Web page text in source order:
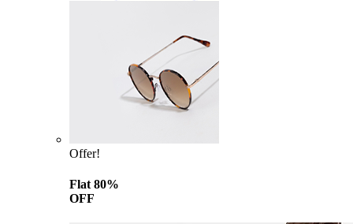
Offer!
Flat 80%
OFF